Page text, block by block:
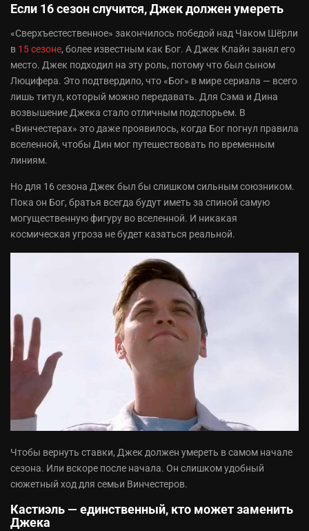
Если 16 сезон случится, Джек должен умереть
«Сверхъестественное» закончилось победой над Чаком Шёрли
в 15 сезоне, более известным как Бог. А Джек Клайн занял его
место. Джек подходил на эту роль, потому что был сыном
Люцифера. Это подтвердило, что «Бог» в мире сериала — всего
лишь титул, который можно передавать. Для Сэма и Дина
возвышение Джека стало отличным подспорьем. В
«Винчестерах» это даже проявилось, когда Бог погнул правила
вселенной, чтобы Дин мог путешествовать по временным
линиям.
Но для 16 сезона Джек был бы слишком сильным союзником.
Пока он Бог, братья всегда будут иметь за спиной самую
могущественную фигуру во вселенной. И никакая
космическая угроза не будет казаться реальной.
Чтобы вернуть ставки, Джек должен умереть в самом начале
сезона. Или вскоре после начала. Он слишком удобный
сюжетный ход для семьи Винчестеров.
Кастиэль — единственный, кто может заменить
Джека